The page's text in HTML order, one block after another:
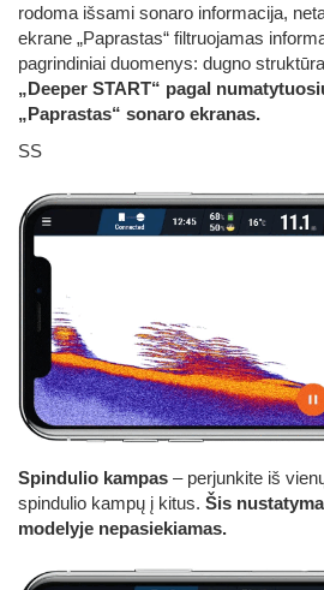
rodoma išsami sonaro informacija,
ekrane „Paprastas“ filtruojamas
pagrindiniai duomenys: dugno
„Deeper START“ pagal
„Paprastas“ sonaro ekranas.
SS
Spindulio kampas – perjunkite iš
spindulio kampų į kitus. Šis
modelyje nepasiekiamas.